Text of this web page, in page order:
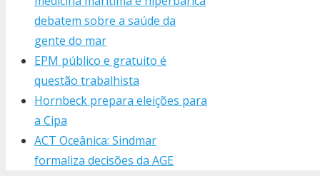
debatem sobre a saúde da
gente do mar
EPM público e gratuito é
questão trabalhista
Hornbeck prepara eleições para
a Cipa
ACT Oceânica: Sindmar
formaliza decisões da AGE